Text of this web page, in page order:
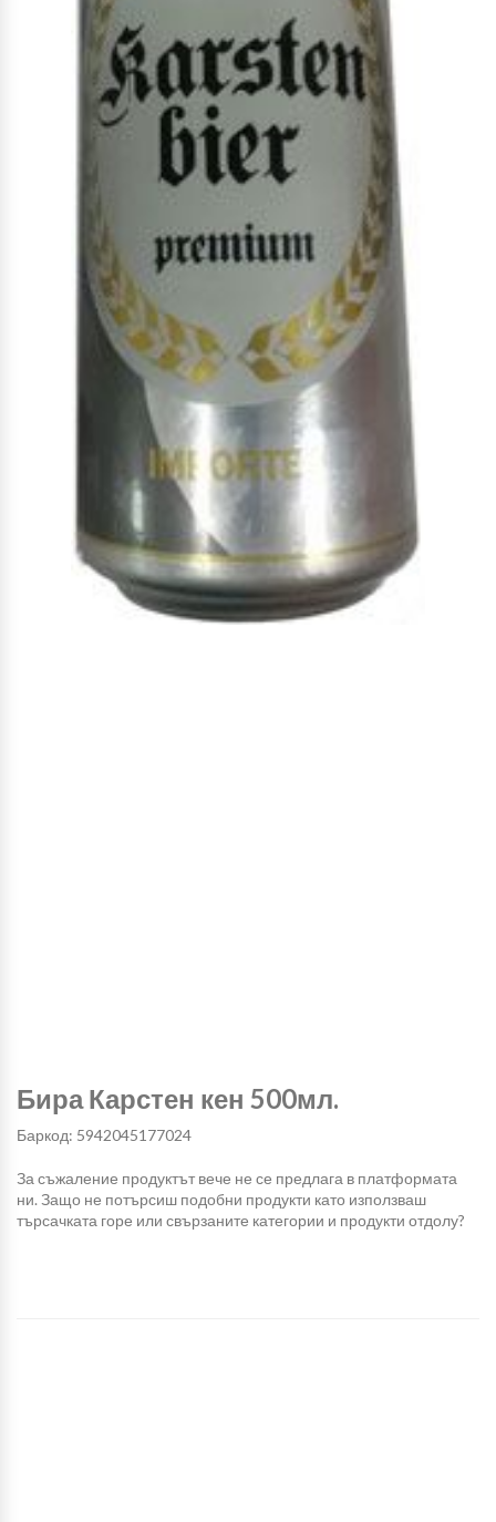
Бира Карстен кен 500мл.
Баркод: 5942045177024
За съжаление продуктът вече не се предлага в платформата
ни. Защо не потърсиш подобни продукти като използваш
търсачката горе или свързаните категории и продукти отдолу?